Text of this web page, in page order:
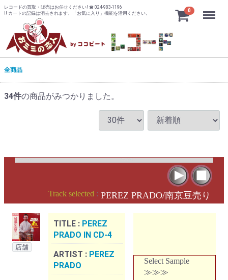
レコードの買取・販売はお任せください! ☎ 024-983-1196
!! カートの記録は消去されます、「お気に入り」機能を活用ください。
0 Menu
全商品
34件の商品がみつかりました。
Track selected : PEREZ PRADO/南京豆売り
店舗
TITLE : PEREZ
PRADO IN CD-4
ARTIST : PEREZ
PRADO
Select Sample
≫≫≫